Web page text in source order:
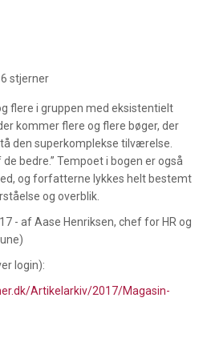
stjerner
flere i gruppen med eksistentielt
kommer flere og flere bøger, der
den superkomplekse tilværelse.
bedre.” Tempoet i bogen er også
og forfatterne lykkes helt bestemt
og overblik.
- af Aase Henriksen, chef for HR og
login):
Artikelarkiv/2017/Magasin-